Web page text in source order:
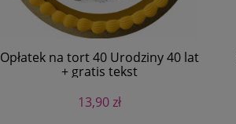
Opłatek na tort 40 Urodziny 40 lat
+ gratis tekst
13,90 zł